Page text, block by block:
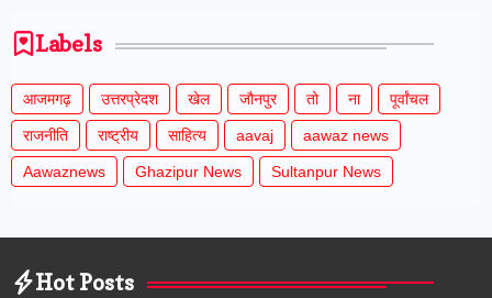
Labels
आजमगढ़ उत्तरप्रेदश खेल जौनपुर तो ना पूर्वांचल
राजनीति राष्ट्रीय साहित्य aavaj aawaz news
Aawaznews Ghazipur News Sultanpur News
Hot Posts